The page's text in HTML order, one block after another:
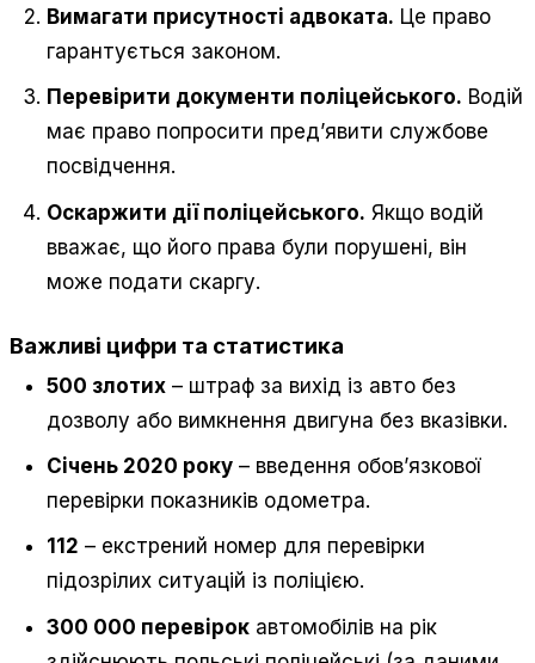
Вимагати присутності адвоката. Це право
гарантується законом.
Перевірити документи поліцейського. Водій
має право попросити пред’явити службове
посвідчення.
Оскаржити дії поліцейського. Якщо водій
вважає, що його права були порушені, він
може подати скаргу.
Важливі цифри та статистика
500 злотих – штраф за вихід із авто без
дозволу або вимкнення двигуна без вказівки.
Січень 2020 року – введення обов’язкової
перевірки показників одометра.
112 – екстрений номер для перевірки
підозрілих ситуацій із поліцією.
300 000 перевірок автомобілів на рік